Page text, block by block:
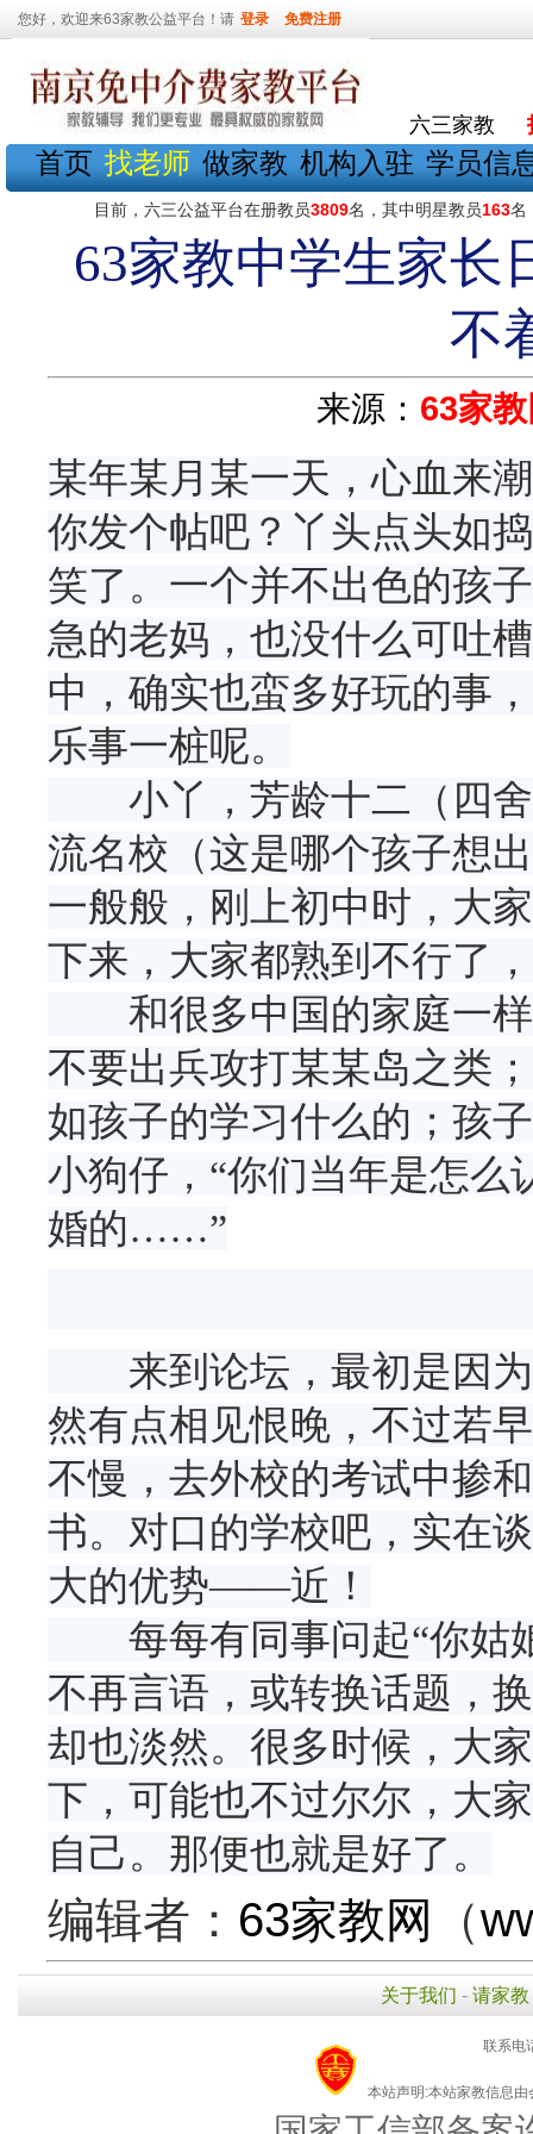
您好，欢迎来63家教公益平台！请 登录 免费注册
六三家教
首页 找老师 做家教 机构入驻 学员信
目前，六三公益平台在册教员3809名，其中明星教员163名
63家教中学生家长
不
来源： 63家
某年某月某一天，心血来
你发个帖吧？丫头点头如
笑了。一个并不出色的孩
急的老妈，也没什么可吐
中，确实也蛮多好玩的事
乐事一桩呢。
小丫，芳龄十二（四舍
流名校（这是哪个孩子想
一般般，刚上初中时，大
下来，大家都熟到不行了
和很多中国的家庭一样
不要出兵攻打某某岛之类
如孩子的学习什么的；孩
小狗仔，“你们当年是怎么
婚的……”
来到论坛，最初是因为
然有点相见恨晚，不过若
不慢，去外校的考试中掺
书。对口的学校吧，实在
大的优势——近！
每每有同事问起“你姑
不再言语，或转换话题，
却也淡然。很多时候，大
下，可能也不过尔尔，大
自己。那便也就是好了。
编辑者： 63家教网 （
关于我们 - 请家教
联系电
本站声明:本站家教信息